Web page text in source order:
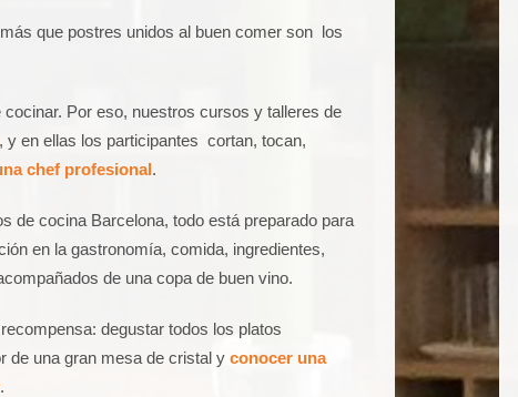
que postres unidos al buen comer son los
Por eso, nuestros cursos y talleres de
, y en ellas los participantes cortan, tocan,
chef profesional.
de cocina Barcelona, todo está preparado para
en la gastronomía, comida, ingredientes,
de una copa de buen vino.
degustar todos los platos
de una gran mesa de cristal y conocer una
.